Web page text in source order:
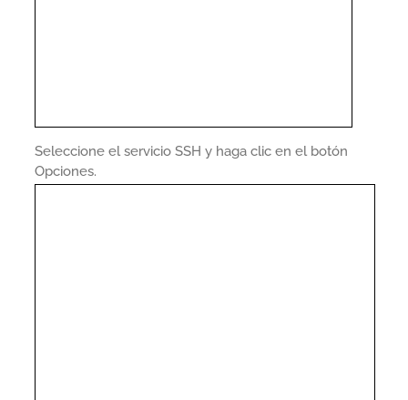
Seleccione el servicio SSH y haga clic en el botón
Opciones.